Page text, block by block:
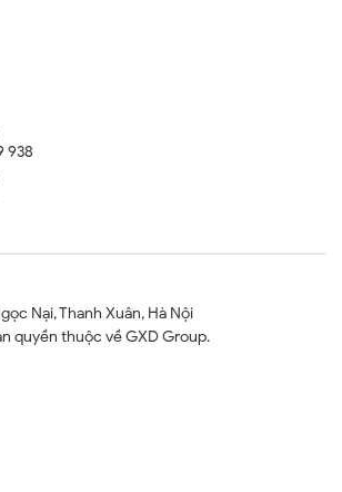
938
Nại, Thanh Xuân, Hà Nội
quyền thuộc về GXD Group.